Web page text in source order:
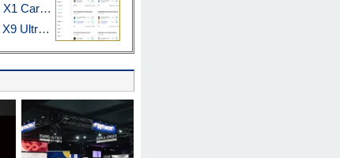
あこがれの旗艦モバイルノートPC最新モデル=「ThinkPad X1 Carbon Gen 14 Aura Edition」実機レビュー
ハッセルブラッド搭載の頂上カメラ・スマホ「OPPO Find X9 Ultra」実写レビュー=プロが本気で徹底撮影しました!!